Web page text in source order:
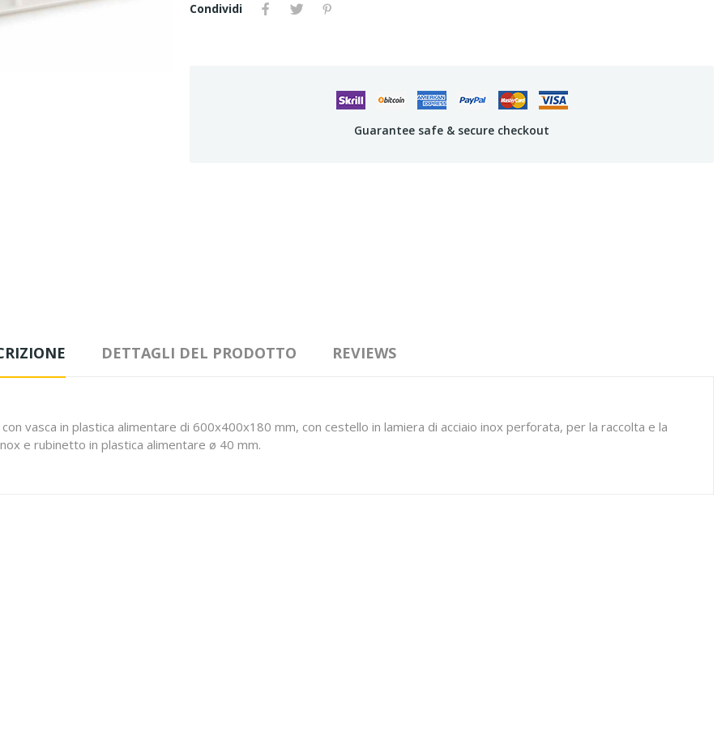
Condividi
Guarantee safe & secure checkout
DETTAGLI DEL PRODOTTO REVIEWS
vasca in plastica alimentare di 600x400x180 mm, con cestello in lamiera di acciaio inox perforata, per la raccolta e la
e rubinetto in plastica alimentare ø 40 mm.